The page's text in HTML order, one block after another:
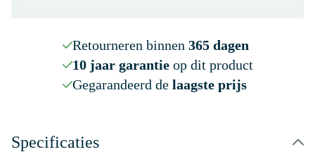
Retourneren binnen 365 dagen
10 jaar garantieop dit product
Gegarandeerd de laagste prijs
Specificaties